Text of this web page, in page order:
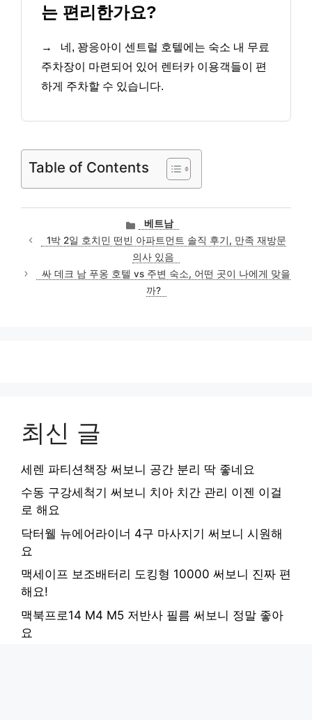
는 편리한가요?
→
네, 꽝응아이 센트럴 호텔에는 숙소 내 무료
주차장이 마련되어 있어 렌터카 이용객들이 편
하게 주차할 수 있습니다.
Table of Contents
카
테
고
리
베트남
1박 2일 호치민 떤빈 아파트먼트 솔직 후기, 만족 재방문
의사 있음
싸 데크 남 푸옹 호텔 vs 주변 숙소, 어떤 곳이 나에게 맞을
까?
최신 글
세렌 파티션책장 써보니 공간 분리 딱 좋네요
수동 구강세척기 써보니 치아 치간 관리 이젠 이걸
로 해요
닥터웰 뉴에어라이너 4구 마사지기 써보니 시원해
요
맥세이프 보조배터리 도킹형 10000 써보니 진짜 편
해요!
맥북프로14 M4 M5 저반사 필름 써보니 정말 좋아
요